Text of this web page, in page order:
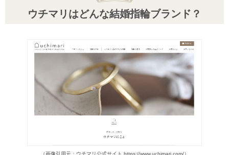
ウチマリはどんな結婚指輪ブランド？